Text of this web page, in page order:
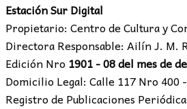
Estación Sur Digital
Propietario: Centro de Cultura y
Directora Responsable: Ailín J. M.
Edición Nro 1901 - 08 del mes de
Domicilio Legal: Calle 117 Nro 400
Registro de Publicaciones